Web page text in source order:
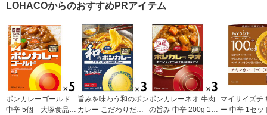
LOHACOからのおすすめPRアイテム
ボンカレーゴールド
中辛 5個 大塚食品
旨みを味わう和のボン
カレー こだわりだし
ボンカレーネオ 牛肉
の旨み 中辛 200g 1セ
マイサイズチ
ー 中辛 1セッ